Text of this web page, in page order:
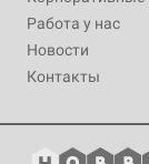
Работа у нас
Новости
Контакты